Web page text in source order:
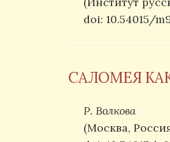
doi: 10.54015/
САЛОМЕЯ
Р. Волкова
(Москва,